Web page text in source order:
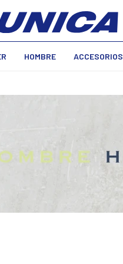
HOMBRE ACCESORIOS